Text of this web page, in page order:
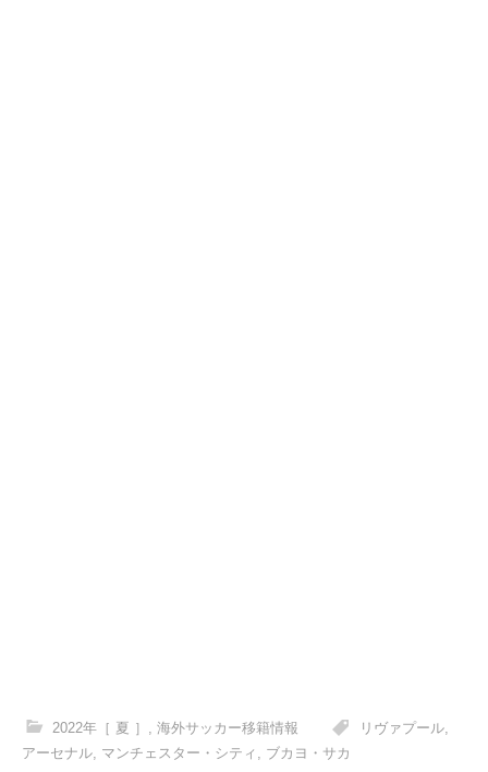
2022年［ 夏 ］ 海外サッカー移籍情報 リヴァプール
アーセナル, マンチェスター・シティ , ブカヨ・サカ